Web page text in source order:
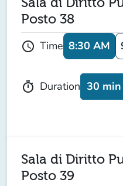
Posto 38
schedule Time 8:30 AM
timer Duration 30 min
Sala di Diritto
Posto 39